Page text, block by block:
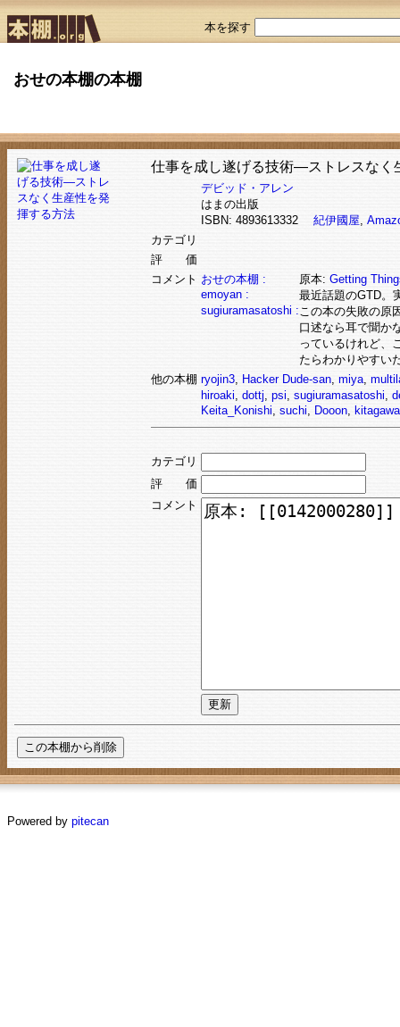
本を探す
おせの本棚の本棚
仕事を成し遂げる技術―ストレスなく
デビッド・アレン
はまの出版
ISBN: 4893613332 紀伊國屋,
カテゴリ
評 価
コメント おせの本棚 : 原本: Getting
emoyan :
最近話題のGTD。
sugiuramasatoshi :この本の失敗の原
口述なら耳で聞か
っているけれど、
たらわかりやすい
他の本棚 ryojin3, Hacker Dude-san, miya,
hiroaki, dottj, psi, sugiuramasatoshi,
Keita_Konishi, suchi, Dooon, kitagawa
カテゴリ
評 価
コメント
Powered by pitecan